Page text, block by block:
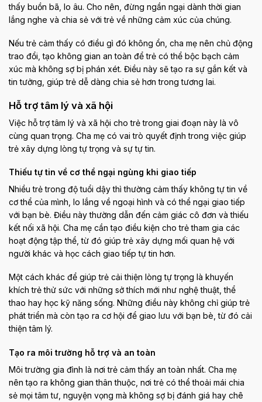
thấy buồn bã, lo âu. Cho nên, đừng ngần ngại dành thời gian
lắng nghe và chia sẻ với trẻ về những cảm xúc của chúng.
Nếu trẻ cảm thấy có điều gì đó không ổn, cha mẹ nên chủ động
trao đổi, tạo không gian an toàn để trẻ có thể bộc bạch cảm
xúc mà không sợ bị phán xét. Điều này sẽ tạo ra sự gắn kết và
tin tưởng, giúp trẻ dễ dàng chia sẻ hơn trong tương lai.
Hỗ trợ tâm lý và xã hội
Việc hỗ trợ tâm lý và xã hội cho trẻ trong giai đoạn này là vô
cùng quan trọng. Cha mẹ có vai trò quyết định trong việc giúp
trẻ xây dựng lòng tự trọng và sự tự tin.
Thiếu tự tin về cơ thể ngại ngùng khi giao tiếp
Nhiều trẻ trong độ tuổi dậy thì thường cảm thấy không tự tin về
cơ thể của mình, lo lắng về ngoại hình và có thể ngại giao tiếp
với bạn bè. Điều này thường dẫn đến cảm giác cô đơn và thiếu
kết nối xã hội. Cha mẹ cần tạo điều kiện cho trẻ tham gia các
hoạt động tập thể, từ đó giúp trẻ xây dựng mối quan hệ với
người khác và học cách giao tiếp tự tin hơn.
Một cách khác để giúp trẻ cải thiện lòng tự trọng là khuyến
khích trẻ thử sức với những sở thích mới như nghệ thuật, thể
thao hay học kỹ năng sống. Những điều này không chỉ giúp trẻ
phát triển mà còn tạo ra cơ hội để giao lưu với bạn bè, từ đó cải
thiện tâm lý.
Tạo ra môi trường hỗ trợ và an toàn
Môi trường gia đình là nơi trẻ cảm thấy an toàn nhất. Cha mẹ
nên tạo ra không gian thân thuộc, nơi trẻ có thể thoải mái chia
sẻ mọi tâm tư, nguyện vọng mà không sợ bị đánh giá hay chê